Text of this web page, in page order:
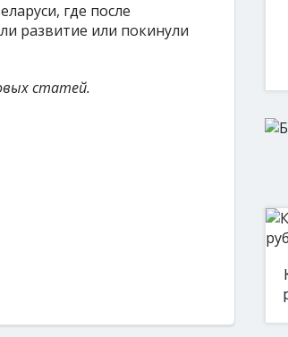
где после
развитие или покинули
статей.